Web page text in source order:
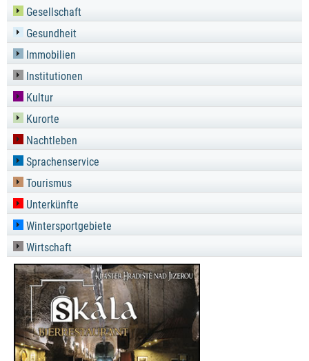
Gesellschaft
Gesundheit
Immobilien
Institutionen
Kultur
Kurorte
Nachtleben
Sprachenservice
Tourismus
Unterkünfte
Wintersportgebiete
Wirtschaft